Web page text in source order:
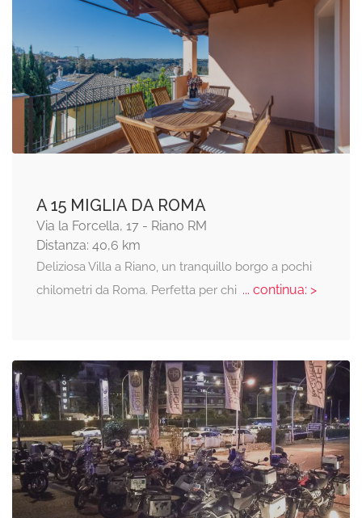
A 15 MIGLIA DA ROMA
Via la Forcella, 17 - Riano RM
Distanza: 40,6 km
Deliziosa Villa a Riano, un tranquillo borgo a pochi
chilometri da Roma. Perfetta per chi ... continua: >